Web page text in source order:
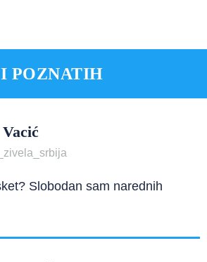
POZNATIH
Slobodan sam narednih